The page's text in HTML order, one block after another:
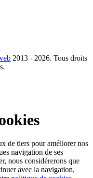
2013 - 2026. Tous droits
de tiers pour améliorer nos
navigation de ses
nous considérerons que
avec la navigation,